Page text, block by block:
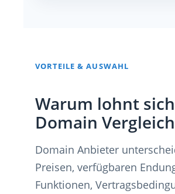
VORTEILE & AUSWAHL
Warum lohnt
Domain
Domain Anbieter
Preisen, verfügbaren
Funktionen,